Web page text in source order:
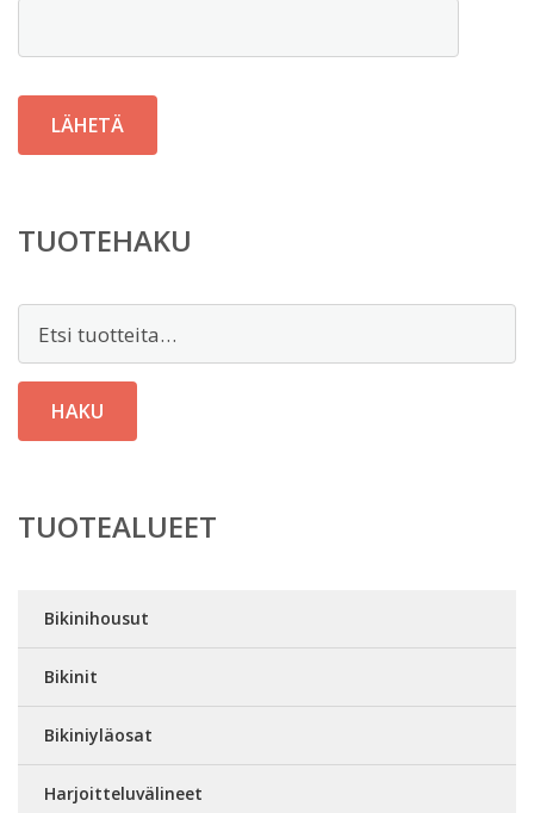
TUOTEHAKU
HAKU
TUOTEALUEET
Bikinihousut
Bikinit
Bikiniyläosat
Harjoitteluvälineet